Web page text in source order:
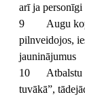
arī ja personīgi
9	Augu kopā ar kopienu:
pilnveidojos,
jauninājumus
10	Atbalstu principu “pirkt no
tuvākā”,